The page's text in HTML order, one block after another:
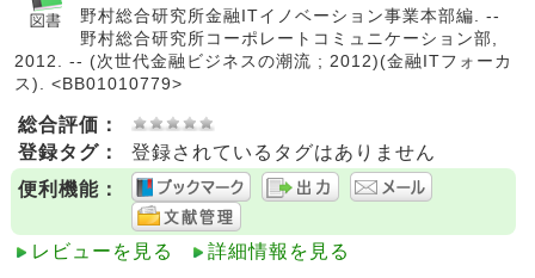
野村総合研究所金融ITイノベーション事業本部編. --
野村総合研究所コーポレートコミュニケーション部,
2012. -- (次世代金融ビジネスの潮流 ; 2012)(金融ITフォーカ
ス). <BB01010779>
総合評価：
登録タグ：
登録されているタグはありません
便利機能：
レビューを見る 詳細情報を見る